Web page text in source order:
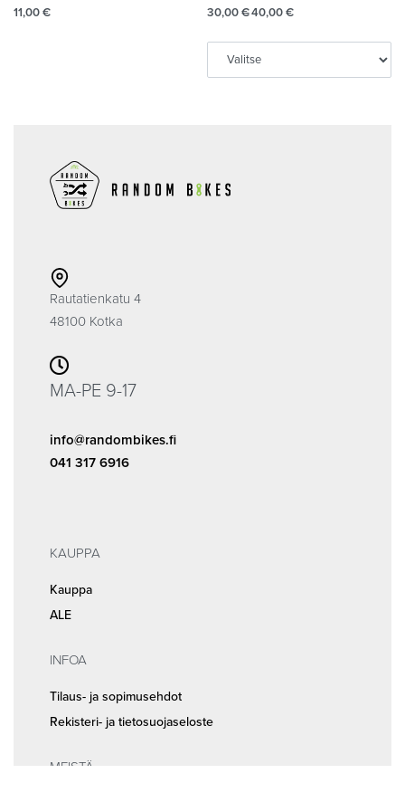
11,00€ 30,00€40,00€
Rautatienkatu 4
48100 Kotka
MA-PE 9-17
info@randombikes.fi
041 317 6916
KAUPPA
Kauppa
ALE
INFOA
Tilaus- ja sopimusehdot
Rekisteri- ja tietosuojaseloste
MEISTÄ